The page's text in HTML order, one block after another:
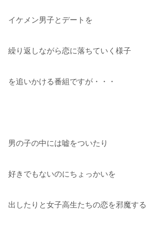
イケメン男子とデートを
繰り返しながら恋に落ちていく様子
を追いかける番組ですが・・・
男の子の中には嘘をついたり
好きでもないのにちょっかいを
出したりと女子高生たちの恋を邪魔する